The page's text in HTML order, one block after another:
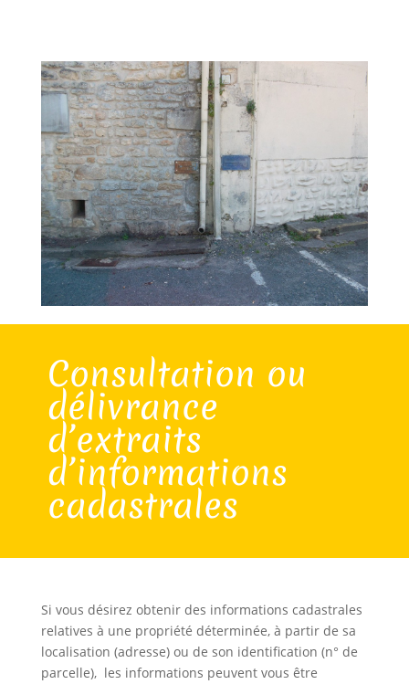
Consultation ou
délivrance
d’extraits
d’informations
cadastrales
Si vous désirez obtenir des informations cadastrales
relatives à une propriété déterminée, à partir de sa
localisation (adresse) ou de son identification (n° de
parcelle), les informations peuvent vous être